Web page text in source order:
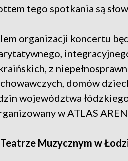
tego spotkania są
organizacji koncertu
z
domów
województwa
w ATLAS
Muzycznym w